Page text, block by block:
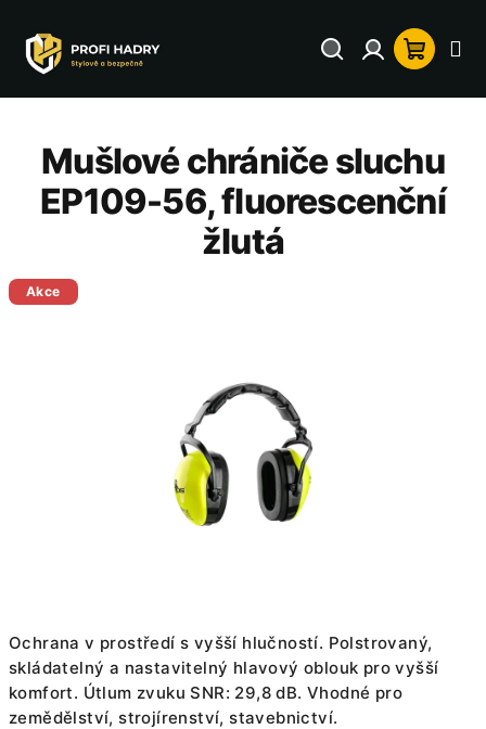
obsah
HledatPřihlášení
Ochrana v prostředí s vyšší hlučností. Polstrovaný,
skládatelný a nastavitelný hlavový oblouk pro vyšší
komfort. Útlum zvuku SNR: 29,8 dB. Vhodné pro
zemědělství, strojírenství, stavebnictví.
Mušlové chrániče sluchu
EP109-56, fluorescenční
žlutá
Akce